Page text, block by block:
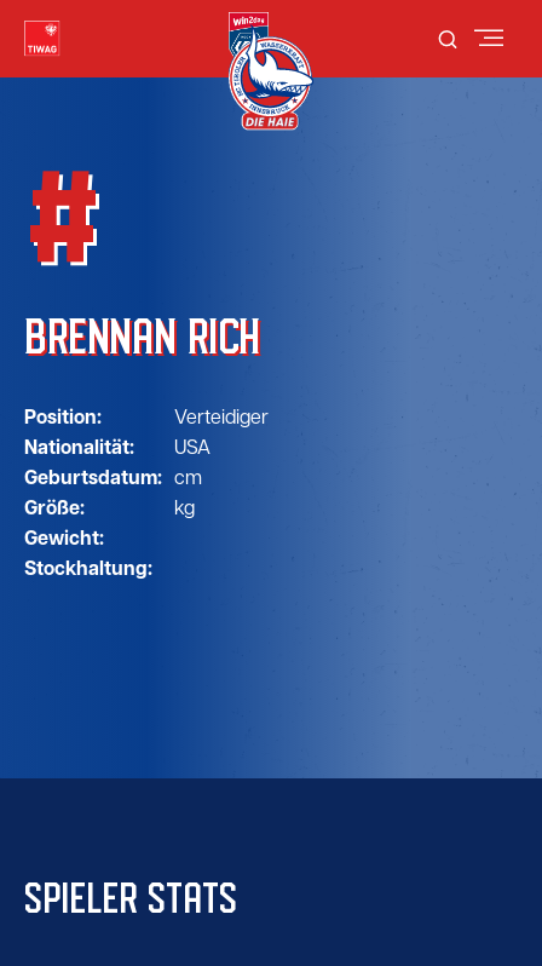
Position:
Nationalität:
Geburtsdatum:
Größe:
Gewicht:
Stockhaltung:
Verteidiger
USA
cm
kg
#
BRENNAN RICH
SPIELER STATS